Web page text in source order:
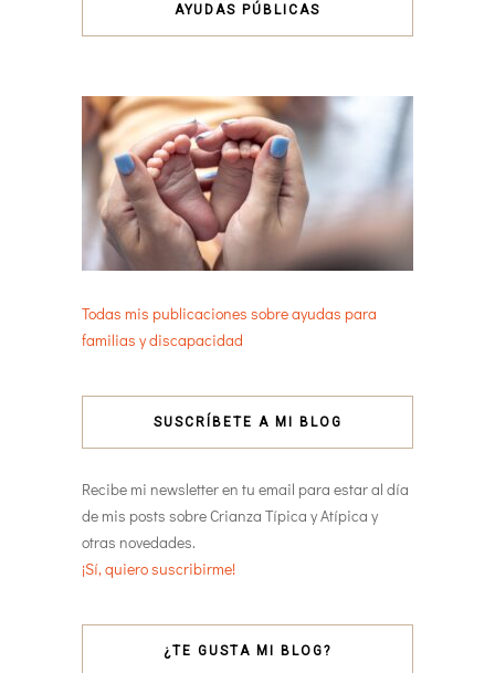
AYUDAS PÚBLICAS
Todas mis publicaciones sobre ayudas para
familias y discapacidad
SUSCRÍBETE A MI BLOG
Recibe mi newsletter en tu email para estar al día
de mis posts sobre Crianza Típica y Atípica y
otras novedades.
¡Sí, quiero suscribirme!
¿TE GUSTA MI BLOG?